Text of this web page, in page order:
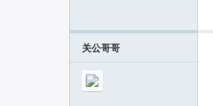
关公哥哥